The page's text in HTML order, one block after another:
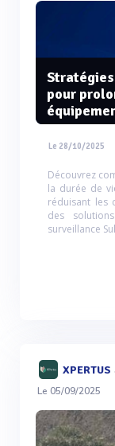
pour
Le 28/10/2025
Découvrez
la durée de
réduisant les
des
surveillance
XPERTUS
Le 05/09/2025